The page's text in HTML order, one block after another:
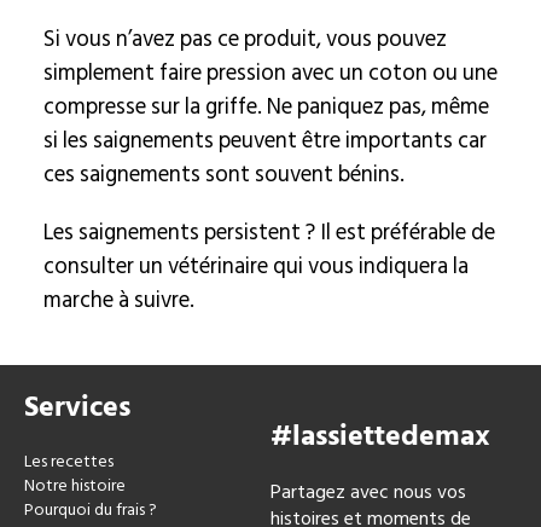
Si vous n’avez pas ce produit, vous pouvez
simplement faire pression avec un coton ou une
compresse sur la griffe. Ne paniquez pas, même
si les saignements peuvent être importants car
ces saignements sont souvent bénins.
Les saignements persistent ? Il est préférable de
consulter un vétérinaire qui vous indiquera la
marche à suivre.
Services
Les recettes
Notre histoire
Pourquoi du frais ?
#lassiettedemax
Partagez avec nous vos
histoires et moments de